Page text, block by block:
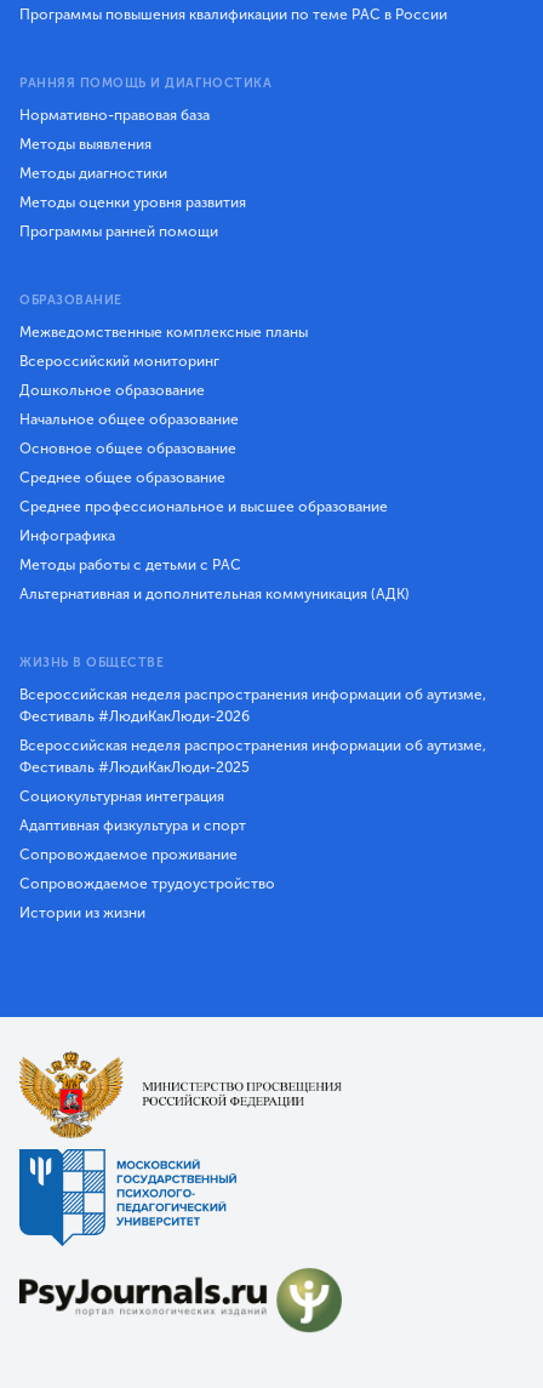
Программы повышения квалификации по теме РАС в России
РАННЯЯ ПОМОЩЬ И ДИАГНОСТИКА
Нормативно-правовая база
Методы выявления
Методы диагностики
Методы оценки уровня развития
Программы ранней помощи
ОБРАЗОВАНИЕ
Межведомственные комплексные планы
Всероссийский мониторинг
Дошкольное образование
Начальное общее образование
Основное общее образование
Среднее общее образование
Среднее профессиональное и высшее образование
Инфографика
Методы работы с детьми с РАС
Альтернативная и дополнительная коммуникация (АДК)
ЖИЗНЬ В ОБЩЕСТВЕ
Всероссийская неделя распространения информации об аутизме,
Фестиваль #ЛюдиКакЛюди-2026
Всероссийская неделя распространения информации об аутизме,
Фестиваль #ЛюдиКакЛюди-2025
Социокультурная интеграция
Адаптивная физкультура и спорт
Сопровождаемое проживание
Сопровождаемое трудоустройство
Истории из жизни